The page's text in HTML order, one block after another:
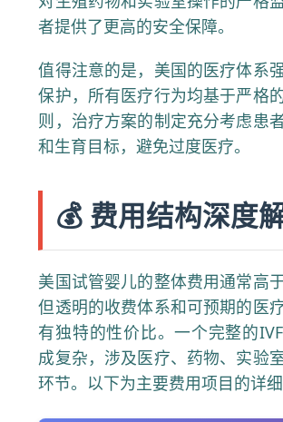
者提供了更高的安全保障。
值得注意的是，美国的医疗体系
保护，所有医疗行为均基于严格
则，治疗方案的制定充分考虑患
和生育目标，避免过度医疗。
💰 费用结构深度
美国试管婴儿的整体费用通常高
但透明的收费体系和可预期的医
有独特的性价比。一个完整的
成复杂，涉及医疗、药物、实验
环节。以下为主要费用项目的详细